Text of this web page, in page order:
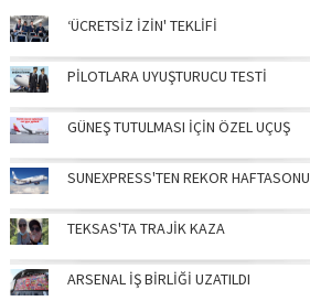
‘ÜCRETSİZ İZİN' TEKLİFİ
PİLOTLARA UYUŞTURUCU TESTİ
GÜNEŞ TUTULMASI İÇİN ÖZEL UÇUŞ
SUNEXPRESS'TEN REKOR HAFTASONU
TEKSAS'TA TRAJİK KAZA
ARSENAL İŞ BİRLİĞİ UZATILDI